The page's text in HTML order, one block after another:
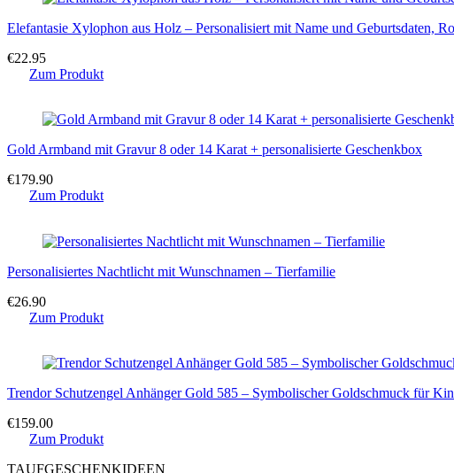
Elefantasie Xylophon aus Holz – Personalisiert mit Name und Geburtsdaten,
€22.95
Zum Produkt
Gold Armband mit Gravur 8 oder 14 Karat + personalisierte Geschenkbox
€179.90
Zum Produkt
Personalisiertes Nachtlicht mit Wunschnamen – Tierfamilie
€26.90
Zum Produkt
Trendor Schutzengel Anhänger Gold 585 – Symbolischer Goldschmuck für
€159.00
Zum Produkt
TAUFGESCHENKIDEEN